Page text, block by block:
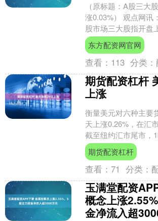
（原标题：A股三大
涨0.03%） 观点网讯
股市场三大股指开盘
0.03%，深成指涨
0.....
东方配资网官网
查看： 113 分类：
期货配资杠杆
上涨
衡量美元对六种主要
天上涨0.26%，在汇
截至纽约汇市尾市，
元，低于前一交易日
期货配资杠杆
查看：71 分类：
玉满堂配资
概念上涨
金净流入超